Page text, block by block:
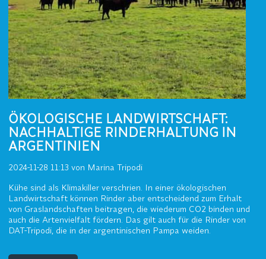
ÖKOLOGISCHE LANDWIRTSCHAFT:
NACHHALTIGE RINDERHALTUNG IN
ARGENTINIEN
2024-11-28 11:13 von Marina Tripodi
Kühe sind als Klimakiller verschrien. In einer ökologischen
Landwirtschaft können Rinder aber entscheidend zum Erhalt
von Graslandschaften beitragen, die wiederum CO2 binden und
auch die Artenvielfalt fördern. Das gilt auch für die Rinder von
DAT-Tripodi, die in der argentinischen Pampa weiden.